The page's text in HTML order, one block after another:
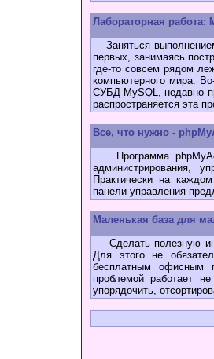
Лабораторная работа:
Заняться
первых, занимаясь
где-то совсем рядом
компьютерного мира.
СУБД MySQL, недавно
распространяется эта
Все, что нужно -
Программа
администрирования,
Практически на
панели управления
Маленькая база для
Сделать полезную
Для этого не
бесплатным офисным
проблемой работает
упорядочить,